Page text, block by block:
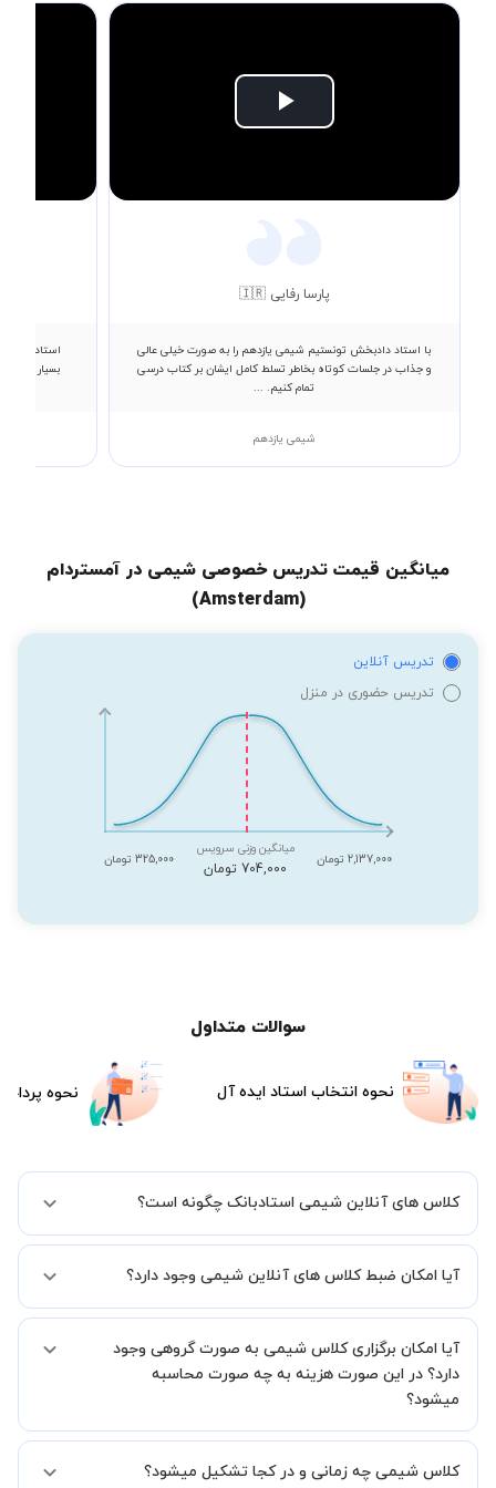
Play
پارسا رفایی 🇮🇷
با استاد دادبخش تونستیم شیمی یازدهم را به صورت خیلی عالی
و جذاب در جلسات کوتاه بخاطر تسلط کامل ایشان بر کتاب درسی
تمام کنیم. ...
شیمی یازدهم
استاد
بسیار لذت
میانگین قیمت تدریس خصوصی شیمی در آمستردام
(Amsterdam)
تدریس آنلاین
تدریس حضوری در منزل
2,137,000 تومان
میانگین وزنی سرویس
704,000 تومان
325,000 تومان
سوالات متداول
نحوه انتخاب استاد ایده آل نحوه
کلاس های آنلاین شیمی استادبانک چگونه است؟
شما میدهیم که استاد شما پیش از جلسه تمامی موارد لازم برای برگزاری
آیا امکان ضبط کلاس های آنلاین شیمی وجود دارد؟
کنید.
آیا امکان برگزاری کلاس شیمی به صورت گروهی وجود
دارد؟ در این صورت هزینه به چه صورت محاسبه
میشود؟
مایل هستید کلاس ها را در کنار دوستان و یا آشنایان خود به صورت گروهی
کلاس شیمی چه زمانی و در کجا تشکیل میشود؟